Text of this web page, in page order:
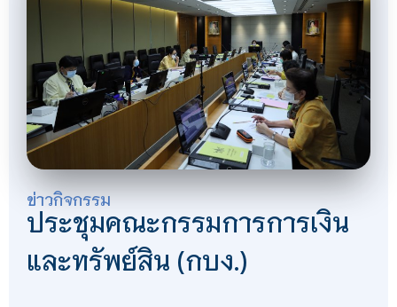
ข่าวกิจกรรม
ประชุมคณะกรรมการการเงิน
และทรัพย์สิน (กบง.)